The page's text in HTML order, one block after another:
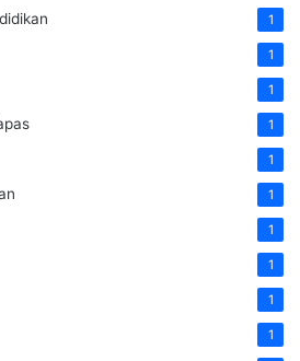
1
1
1
1
1
1
1
1
1
1